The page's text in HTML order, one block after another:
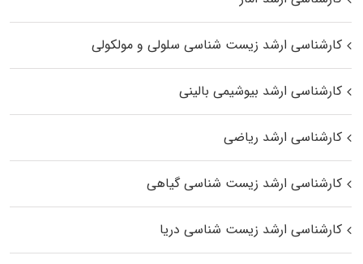
کارشناسی ارشد زیست شناسی سلولی و مولکولی
کارشناسی ارشد بیوشیمی بالینی
کارشناسی ارشد ریاضی
کارشناسی ارشد زیست‌ شناسی گیاهی
کارشناسی ارشد زیست‌ شناسی دریا